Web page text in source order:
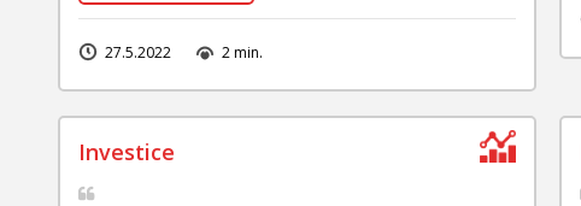
27.5.2022 2 min.